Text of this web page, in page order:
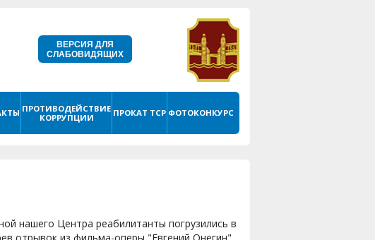
ВЕРСИЯ ДЛЯ
СЛАБОВИДЯЩИХ
ПРОТИВОДЕЙСТВИЕ
КОРРУПЦИИ
ПРОКАТ ТСР ФОТОКОНКУРС
нашего Центра реабилитанты погрузились в